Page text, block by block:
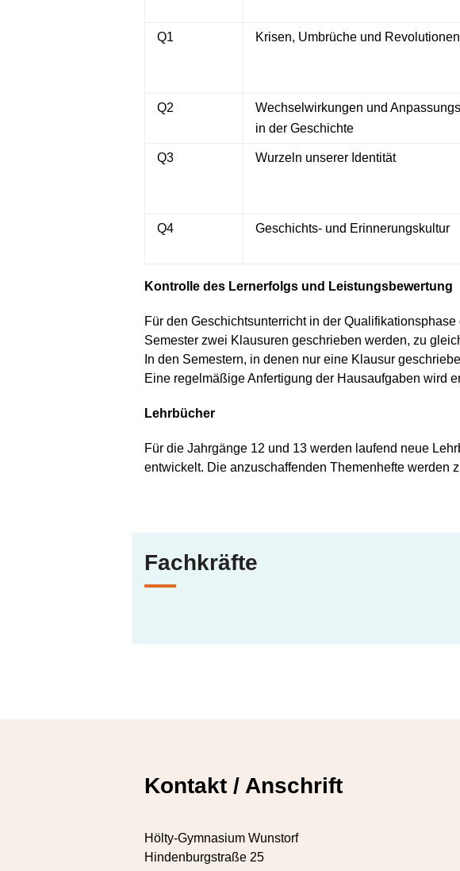
Q1 Krisen, Umbrüche und Revolutionen
Q2
Wechselwirkungen und
in der Geschichte
Q3 Wurzeln unserer Identität
Q4 Geschichts- und Erinnerungskultur
Kontrolle des Lernerfolgs und Leistungsbewertung
Für den Geschichtsunterricht in der
Semester zwei Klausuren geschrieben werden, zu
In den Semestern, in denen nur eine Klausur
Eine regelmäßige Anfertigung der Hausaufgaben wird
Lehrbücher
Für die Jahrgänge 12 und 13 werden laufend neue
entwickelt. Die anzuschaffenden Themenhefte werden
Fachkräfte
Kontakt / Anschrift
Hölty-Gymnasium Wunstorf
Hindenburgstraße 25